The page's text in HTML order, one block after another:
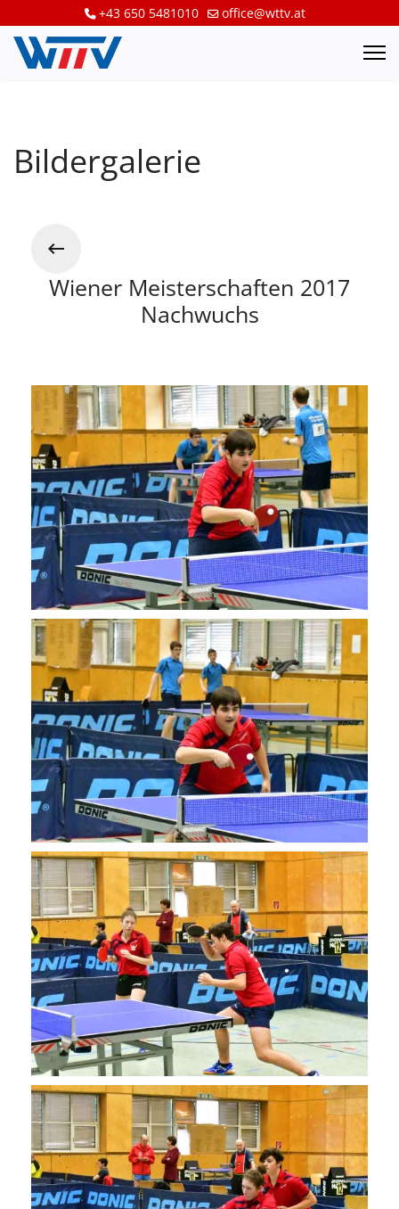
+43 650 5481010 office@wttv.at
Bildergalerie
Wiener Meisterschaften 2017
Nachwuchs